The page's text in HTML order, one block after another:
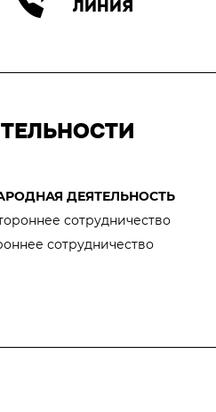
ЛИНИЯ
ДЕЯТЕЛЬНОСТЬ
сотрудничество
сотрудничество